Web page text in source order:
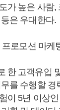
가 높은 사람,
은 우대한다.
로모션 마케
한 고객유입
를 수행할 경
이 5년 이상